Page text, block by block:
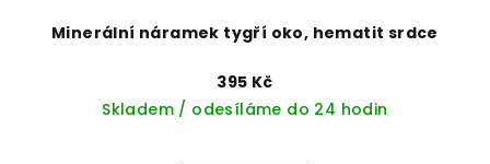
Minerální náramek tygří oko, hematit srdce
395 Kč
Skladem / odesíláme do 24 hodin